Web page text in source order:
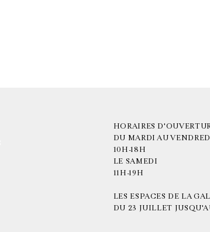
HORAIRES
DU MARDI AU
10H-18H
LE SAMEDI
11H-19H
LES ESPACES DE LA
DU 23 JUILLET